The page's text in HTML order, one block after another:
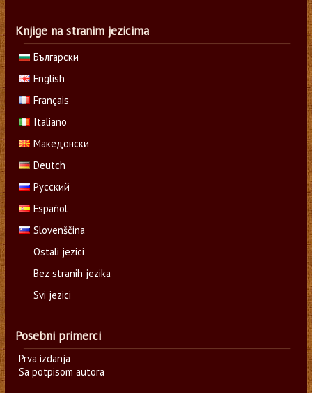
Knjige na stranim jezicima
Български
English
Français
Italiano
Македонски
Deutch
Русский
Español
Slovenščina
Ostali jezici
Bez stranih jezika
Svi jezici
Posebni primerci
Prva izdanja
Sa potpisom autora